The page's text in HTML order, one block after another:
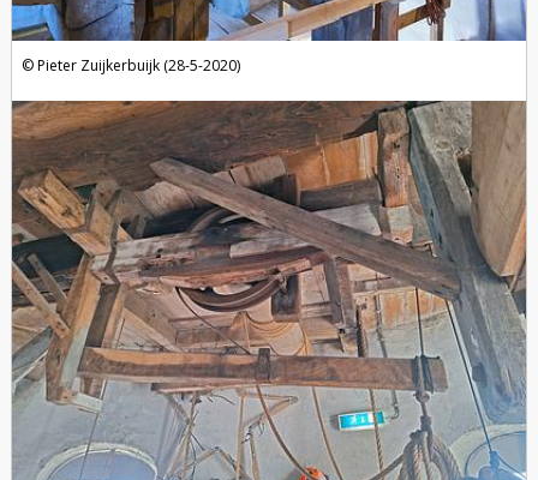
Pieter Zuijkerbuijk (28-5-2020)